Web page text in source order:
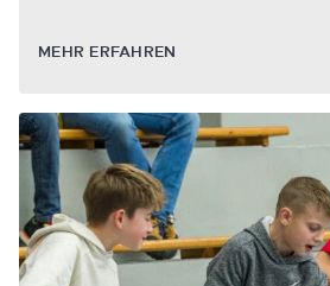
MEHR ERFAHREN